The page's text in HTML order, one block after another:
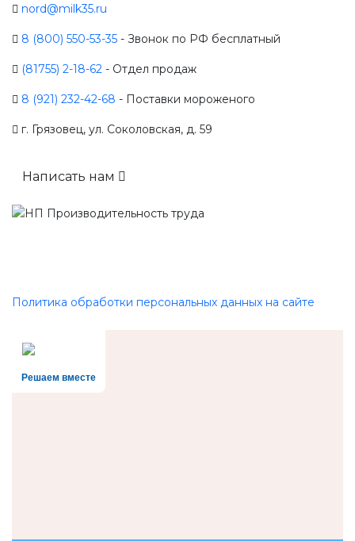
nord@milk35.ru
8 (800) 550-53-35 - Звонок по РФ бесплатный
(81755) 2-18-62 - Отдел продаж
8 (921) 232-42-68 - Поставки мороженого
г. Грязовец, ул. Соколовская, д. 59
Написать нам
Политика обработки персональных данных на сайте
Решаем вместе